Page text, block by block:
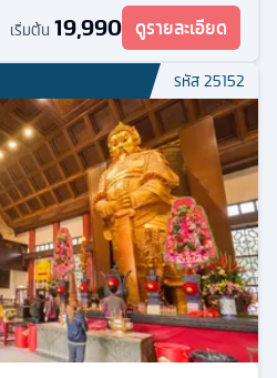
เริ่มต้น 19,990 ดูรายละเอียด
รหัส25152